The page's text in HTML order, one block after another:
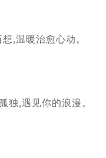
,温暖治愈心动。
独,遇见你的浪漫。